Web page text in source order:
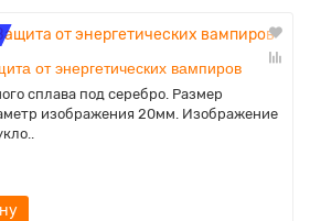
от энергетических вампиров
сплава под серебро. Размер
изображения 20мм. Изображение